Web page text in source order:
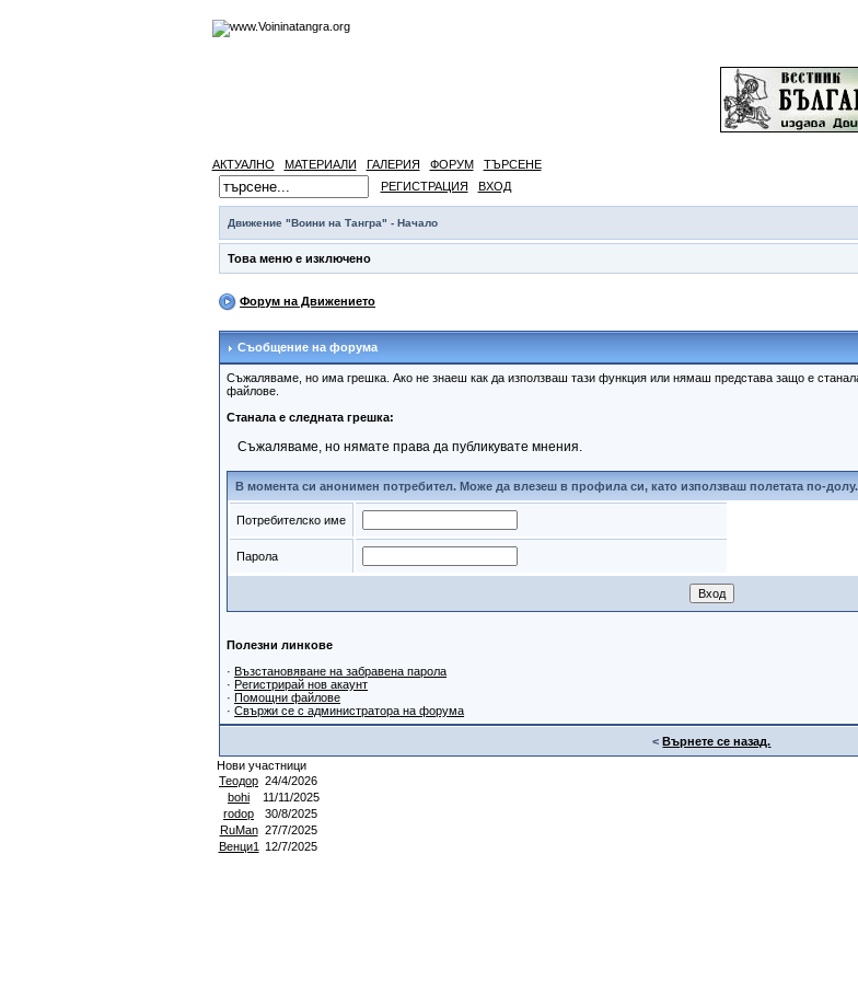
АКТУАЛНО МАТЕРИАЛИ ГАЛЕРИЯ ФОРУМ
ТЪРСЕНЕ
РЕГИСТРАЦИЯ
ВХОД
Движение "Воини на Тангра" - Начало
Това меню е изключено
Форум на Движението
Съобщение на форума
Съжаляваме, но има грешка. Ако не знаеш как да използваш тази функция или нямаш представа защо е
файлове.
Станала е следната грешка:
Съжаляваме, но нямате права да публикувате мнения.
В момента си анонимен потребител. Може да влезеш в профила си, като използваш полетата по-долу.
Потребителско име
Парола
Полезни линкове
·Възстановяване на забравена парола
·Регистрирай нов акаунт
·Помощни файлове
·Свържи се с администратора на форума
<Върнете се назад.
Нови участници
Теодор 24/4/2026
bohi
11/11/2025
rodop
30/8/2025
RuMan 27/7/2025
Венци1
12/7/2025